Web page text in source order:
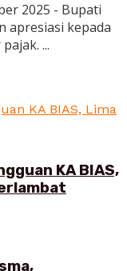
2025 - Bupati
apresiasi kepada
...
KA BIAS,